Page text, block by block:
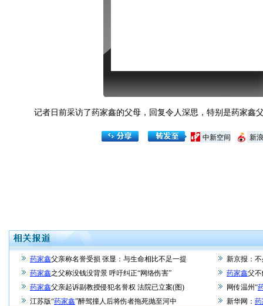
记者日前采访了药家鑫的父母，回复令人深思，特别是药家鑫
新
中新空间
药家鑫父亲称名誉受损 张显：与生命相比不足一提
新京报：
药家鑫之父称没钱没背景 呼吁纠正“网络伤害” 药家鑫父
药家鑫父亲起诉副教授侵犯名誉权 法院已立案(图) 网传温州“
江苏版“药家鑫”醉驾撞人后将伤者拖死抛至河中 新华网：